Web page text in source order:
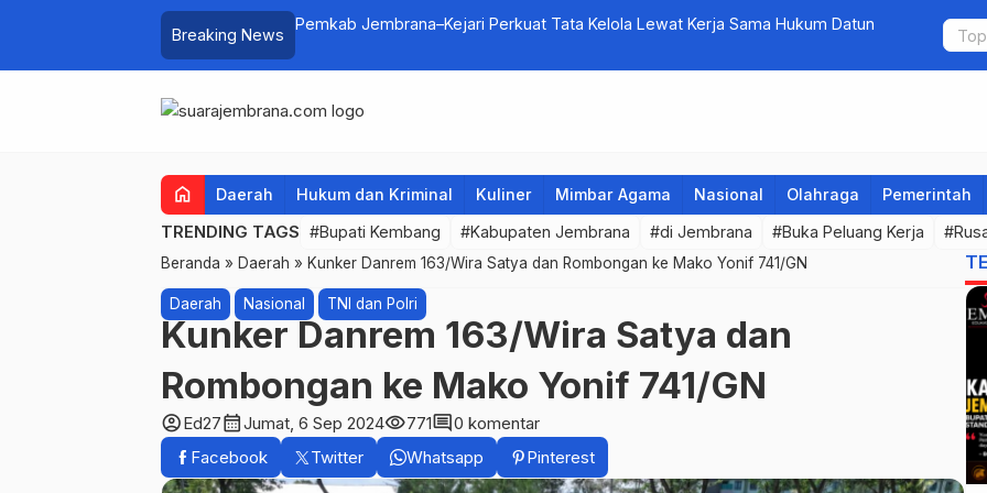
Breaking News
Pemkab Jembrana–Kejari Perkuat Tata Kelola Lewat Kerja Sama Hukum Datun
5
bagi Calon
home Daerah Hukum dan Kriminal Kuliner Mimbar Agama Nasional Olahraga Pemerintah
TRENDING TAGS #Bupati Kembang #Kabupaten Jembrana #di Jembrana #Buka Peluang Kerja
Beranda » Daerah » Kunker Danrem 163/Wira Satya dan Rombongan ke Mako Yonif 741/GN
Daerah Nasional TNI dan Polri
Kunker Danrem 163/Wira Satya dan
Rombongan ke Mako Yonif 741/GN
account_circleEd27calendar_monthJumat, 6 Sep 2024visibility771comment0 komentar
Facebook
Twitter Whatsapp Pinterest